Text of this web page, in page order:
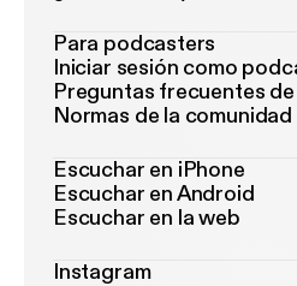
Para podcasters
Iniciar sesión como
Preguntas frecuentes
Normas de la comunidad
Escuchar en iPhone
Escuchar en Android
Escuchar en la web
Instagram